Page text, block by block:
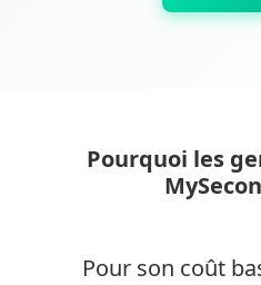
Pourquoi les
Pour son coût